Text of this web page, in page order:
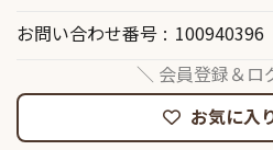
お問い合わせ番号
100940396
＼ 会員登録＆ロ
お気に入